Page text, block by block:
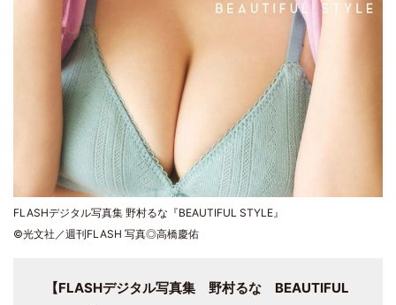
FLASHデジタル写真集 野村るな『BEAUTIFUL STYLE』
©光文社／週刊FLASH 写真◎高橋慶佑
【FLASHデジタル写真集 野村るな BEAUTIFUL